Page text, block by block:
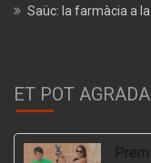
Saüc: la farmàcia a
ET POT